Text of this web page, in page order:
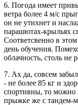
6. Погода имеет
ветра более 4 м/с
он не утихнет и
парашютах-крыльях
Соответсвенно в
день обучения.
облачность, столь не
7. Ах да, совсем
- не более 85 кг и
спортивны, то можно
прыжке же с тандем-